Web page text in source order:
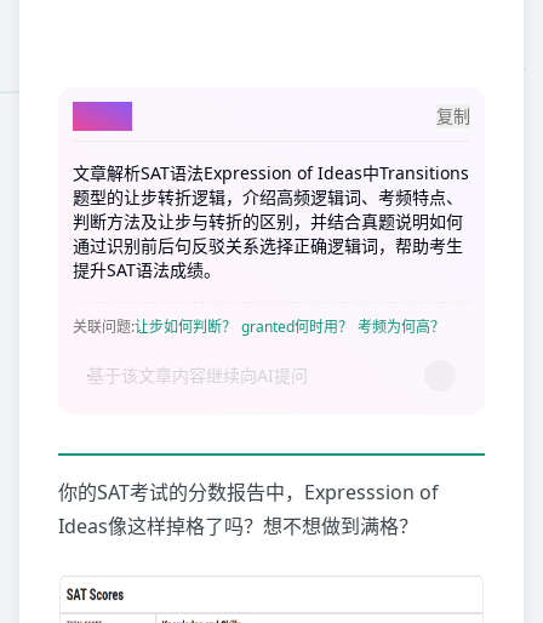
AI总结 复制
文章解析SAT语法Expression of Ideas中Transitions
题型的让步转折逻辑，介绍高频逻辑词、考频特点、
判断方法及让步与转折的区别，并结合真题说明如何
通过识别前后句反驳关系选择正确逻辑词，帮助考生
提升SAT语法成绩。
关联问题:让步如何判断？ granted何时用？ 考频为何高？
你的SAT考试的分数报告中，Expresssion of
Ideas像这样掉格了吗？想不想做到满格？